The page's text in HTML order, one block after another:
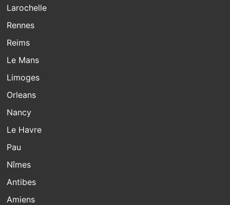
Larochelle
Rennes
Reims
Le Mans
Limoges
Orleans
Nancy
Le Havre
Pau
Nîmes
Antibes
Amiens